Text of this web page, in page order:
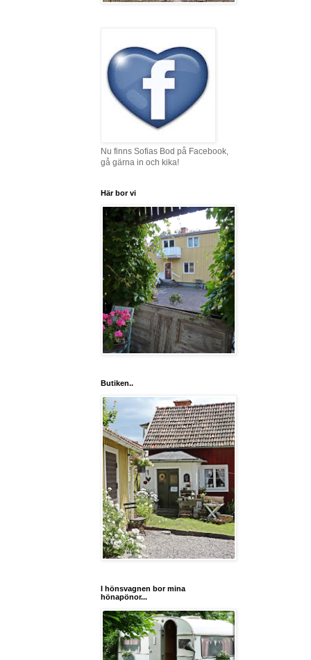
Nu finns Sofias Bod på Facebook,
gå gärna in och kika!
Här bor vi
Butiken..
I hönsvagnen bor mina
hönapönor...